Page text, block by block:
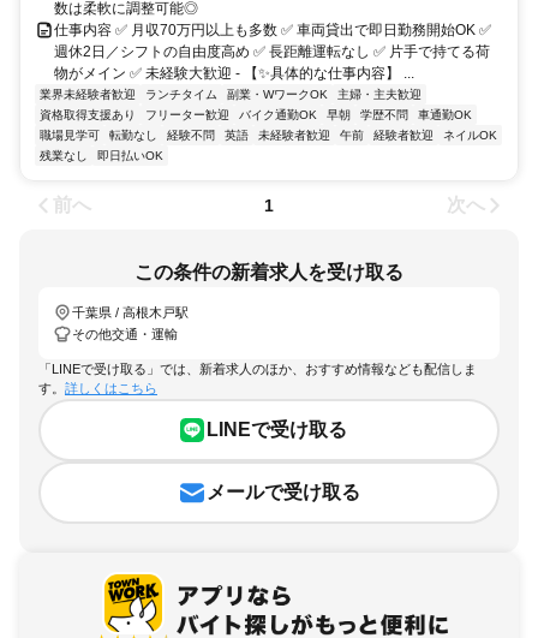
数は柔軟に調整可能◎
仕事内容 ✅ 月収70万円以上も多数 ✅ 車両貸出で即日勤務開始OK ✅
週休2日／シフトの自由度高め ✅ 長距離運転なし ✅ 片手で持てる荷
物がメイン ✅ 未経験大歓迎 - 【✨具体的な仕事内容】 ...
業界未経験者歓迎 ランチタイム 副業・WワークOK
主婦・主夫歓迎
資格取得支援あり
フリーター歓迎 バイク通勤OK 早朝 学歴不問
車通勤OK
職場見学可
転勤なし 経験不問 英語 未経験者歓迎 午前 経験者歓迎
ネイルOK
残業なし
即日払いOK
前へ 1 次へ
この条件の新着求人を受け取る
千葉県 / 高根木戸駅
その他交通・運輸
「LINEで受け取る」では、新着求人のほか、おすすめ情報なども配信しま
す。 詳しくはこちら
LINEで受け取る
メールで受け取る